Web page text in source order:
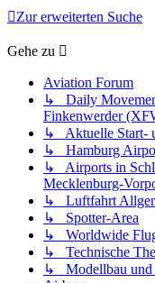
Zur erweiterten Suche
Gehe zu
Aviation Forum
↳ Daily
Finkenwerder
↳ Aktuelle Start-
↳ Hamburg
↳ Airports in
Mecklenburg-
↳ Luftfahrt
↳ Spotter-Area
↳ Worldwide
↳ Technische
↳ Modellbau und